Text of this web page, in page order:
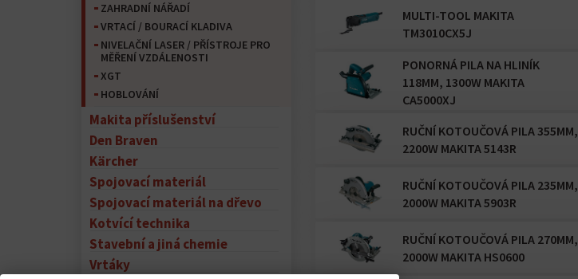
ZAHRADNÍ NÁŘADÍ
VRTACÍ / BOURACÍ KLADIVA
NIVELAČNÍ LASER / PŘÍSTROJE PRO
MĚŘENÍ VZDÁLENOSTI
XGT
HOBLOVÁNÍ
Makita příslušenství
Den Braven
Kärcher
Spojovací materiál
Spojovací materiál na dřevo
Kotvící technika
Stavební a jiná chemie
Vrtáky
MULTI-TOOL MAKITA
TM3010CX5J
PONORNÁ PILA NA HLINÍK
118MM, 1300W MAKITA
CA5000XJ
RUČNÍ KOTOUČOVÁ PILA 355MM,
2200W MAKITA 5143R
RUČNÍ KOTOUČOVÁ PILA 235MM,
2000W MAKITA 5903R
RUČNÍ KOTOUČOVÁ PILA 270MM,
2000W MAKITA HS0600